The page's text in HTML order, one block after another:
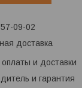
09-02
доставка
и доставки
и гарантия